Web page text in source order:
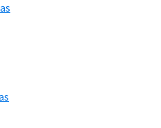
Cristo não era o